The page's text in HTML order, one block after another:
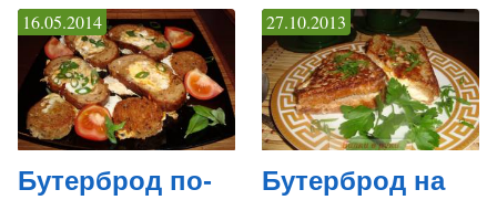
Бутерброд по-
16.05.2014
Бутерброд на
27.10.2013